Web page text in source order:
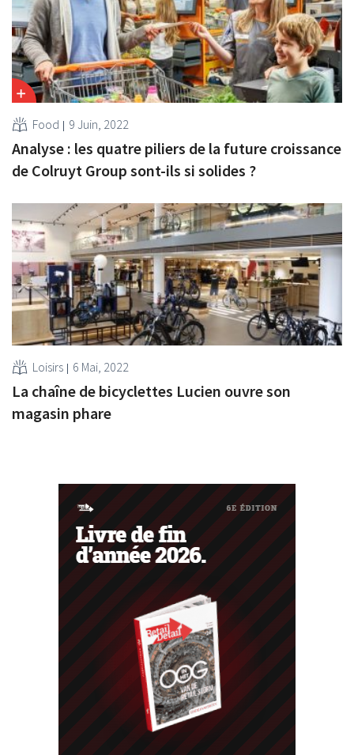
Food 9 Juin, 2022
Analyse : les quatre piliers de la future croissance
de Colruyt Group sont-ils si solides ?
Loisirs 6 Mai, 2022
La chaîne de bicyclettes Lucien ouvre son
magasin phare